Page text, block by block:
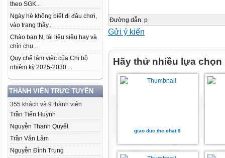
theo SGK...
Ngày hè không biết đi đâu chơi,
vào trang thầy...
Chào bạn N, tài liệu siêu hay và
chỉn chu...
Quy chế làm việc của Chi bộ
nhiệm kỳ 2025-2030...
THÀNH VIÊN TRỰC TUYẾN
355 khách và 9 thành viên
Trần Tiến Huỳnh
Nguyễn Thanh Quyết
Trần Văn Lâm
Nguyễn Đình Trung
Đường dẫn: p
Gửi ý kiến
Hãy thử nhiều lựa chọn
giao duc the chat 9